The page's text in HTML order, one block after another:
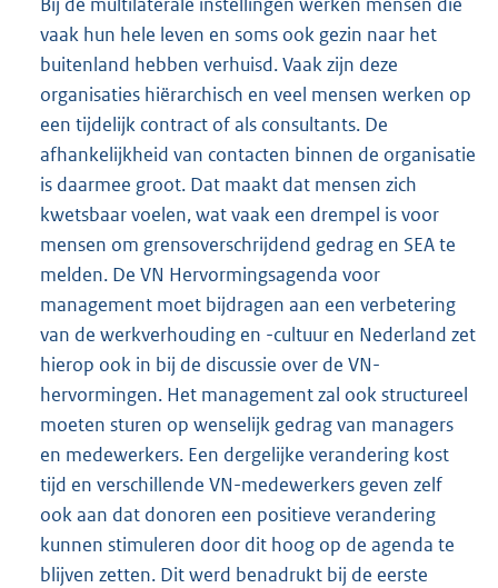
vaak hun hele leven en soms ook gezin naar het
buitenland hebben verhuisd. Vaak zijn deze
organisaties hiërarchisch en veel mensen werken op
een tijdelijk contract of als consultants. De
afhankelijkheid van contacten binnen de organisatie
is daarmee groot. Dat maakt dat mensen zich
kwetsbaar voelen, wat vaak een drempel is voor
mensen om grensoverschrijdend gedrag en SEA te
melden. De VN Hervormingsagenda voor
management moet bijdragen aan een verbetering
van de werkverhouding en -cultuur en Nederland zet
hierop ook in bij de discussie over de VN-
hervormingen. Het management zal ook structureel
moeten sturen op wenselijk gedrag van managers
en medewerkers. Een dergelijke verandering kost
tijd en verschillende VN-medewerkers geven zelf
ook aan dat donoren een positieve verandering
kunnen stimuleren door dit hoog op de agenda te
blijven zetten. Dit werd benadrukt bij de eerste